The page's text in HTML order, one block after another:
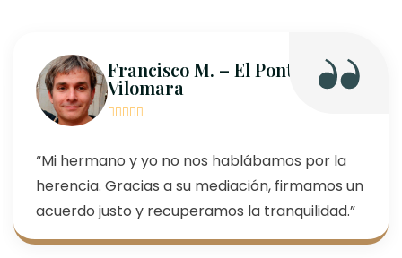
Francisco M. – El Pont de
Vilomara
“Mi hermano y yo no nos hablábamos por la
herencia. Gracias a su mediación, firmamos un
acuerdo justo y recuperamos la tranquilidad.”